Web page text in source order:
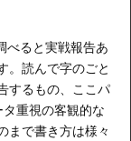
べると実戦報告あ
。読んで字のごと
するもの、ここパ
重視の客観的な
まで書き方は様々